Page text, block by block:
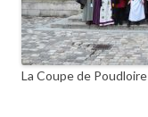
La Coupe de Poudloire